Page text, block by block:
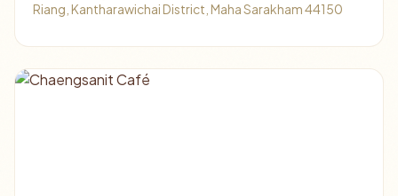
Riang, Kantharawichai District, Maha Sarakham 44150